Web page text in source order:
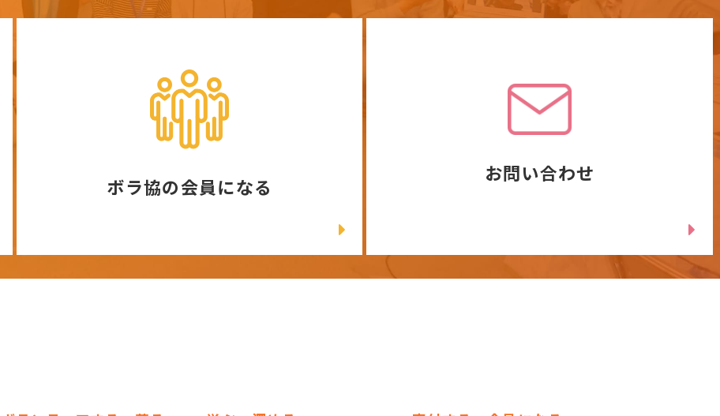
ボラ協の会員になる
お問い合わせ